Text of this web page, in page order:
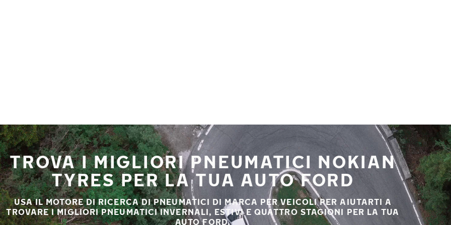
TROVA I MIGLIORI PNEUMATICI NOKIAN
TYRES PER LA TUA AUTO FORD
USA IL MOTORE DI RICERCA DI PNEUMATICI DI MARCA PER VEICOLI PER AIUTARTI A
TROVARE I MIGLIORI PNEUMATICI INVERNALI, ESTIVI E QUATTRO STAGIONI PER LA TUA
AUTO FORD.